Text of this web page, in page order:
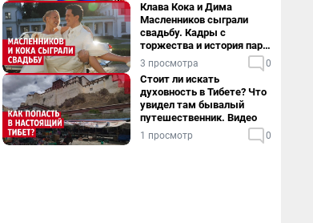
Клава Кока и Дима
Масленников сыграли
свадьбу. Кадры с
торжества и история пары
— в видео
3 просмотра 0
Стоит ли искать
духовность в Тибете? Что
увидел там бывалый
путешественник. Видео
1 просмотр 0